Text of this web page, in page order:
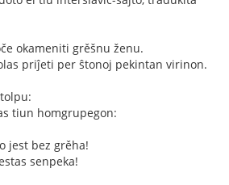
okameniti grěšnu ženu.
priĵeti per ŝtonoj pekintan virinon.
tiun homgrupegon:
jest bez grěha!
senpeka!